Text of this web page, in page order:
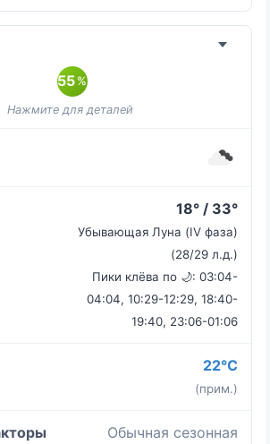
55 %
18° / 33°
Убывающая Луна (IV фаза)
(28/29 л.д.)
Пики клёва по 🌙: 03:04-
04:04, 10:29-12:29, 18:40-
19:40, 23:06-01:06
22°C
(прим.)
Обычная сезонная